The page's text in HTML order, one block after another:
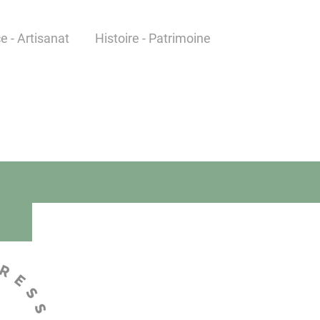
- Artisanat Histoire - Patrimoine